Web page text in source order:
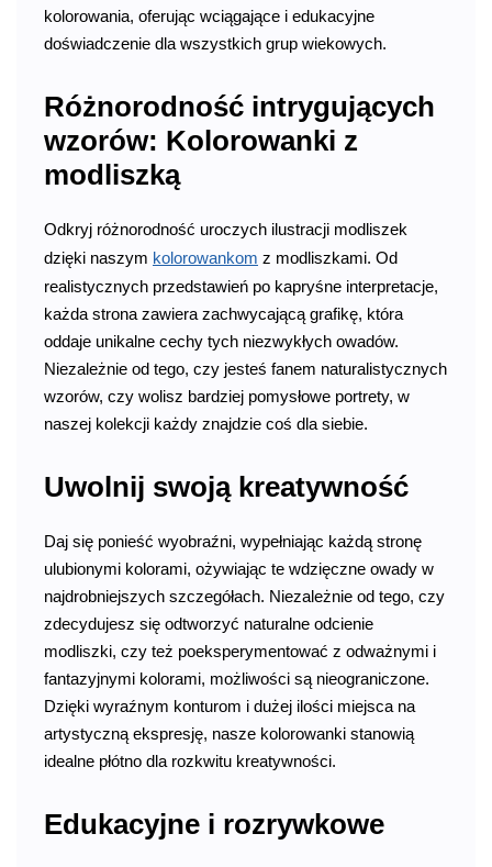
kolorowania, oferując wciągające i edukacyjne
doświadczenie dla wszystkich grup wiekowych.
Różnorodność intrygujących
wzorów: Kolorowanki z
modliszką
Odkryj różnorodność uroczych ilustracji modliszek
dzięki naszym kolorowankom z modliszkami. Od
realistycznych przedstawień po kapryśne interpretacje,
każda strona zawiera zachwycającą grafikę, która
oddaje unikalne cechy tych niezwykłych owadów.
Niezależnie od tego, czy jesteś fanem naturalistycznych
wzorów, czy wolisz bardziej pomysłowe portrety, w
naszej kolekcji każdy znajdzie coś dla siebie.
Uwolnij swoją kreatywność
Daj się ponieść wyobraźni, wypełniając każdą stronę
ulubionymi kolorami, ożywiając te wdzięczne owady w
najdrobniejszych szczegółach. Niezależnie od tego, czy
zdecydujesz się odtworzyć naturalne odcienie
modliszki, czy też poeksperymentować z odważnymi i
fantazyjnymi kolorami, możliwości są nieograniczone.
Dzięki wyraźnym konturom i dużej ilości miejsca na
artystyczną ekspresję, nasze kolorowanki stanowią
idealne płótno dla rozkwitu kreatywności.
Edukacyjne i rozrywkowe